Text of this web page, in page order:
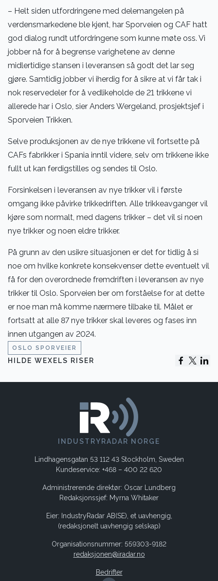
– Helt siden utfordringene med delemangelen på
verdensmarkedene ble kjent, har Sporveien og CAF hatt
god dialog rundt utfordringene som kunne møte oss. Vi
jobber nå for å begrense varighetene av denne
midlertidige stansen i leveransen så godt det lar seg
gjøre. Samtidig jobber vi iherdig for å sikre at vi får tak i
nok reservedeler for å vedlikeholde de 21 trikkene vi
allerede har i Oslo, sier Anders Wergeland, prosjektsjef i
Sporveien Trikken.
Selve produksjonen av de nye trikkene vil fortsette på
CAFs fabrikker i Spania inntil videre, selv om trikkene ikke
fullt ut kan ferdigstilles og sendes til Oslo.
Forsinkelsen i leveransen av nye trikker vil i første
omgang ikke påvirke trikkedriften. Alle trikkeavganger vil
kjøre som normalt, med dagens trikker – det vil si noen
nye trikker og noen eldre trikker.
På grunn av den usikre situasjonen er det for tidlig å si
noe om hvilke konkrete konsekvenser dette eventuelt vil
få for den overordnede fremdriften i leveransen av nye
trikker til Oslo. Sporveien ber om forståelse for at dette
er noe man må komme nærmere tilbake til. Målet er
fortsatt at alle 87 nye trikker skal leveres og fases inn
innen utgangen av 2024.
OSLO SPORVEIER
HILDE WEXELS RISER
INDUSTRYRADAR NORGE
Lindhagensgatan 53 112 43 Stockholm, Sweden
Kundeservice: +468 – 400 22 620
Administrerende direktør: Oscar Lundberg
Redaksjonssjef: Myrna Whitaker
Eier: IndustryRadar AB(SE), et uavhengig,
(redaksjonelt uavhengig selskap)
Organisationsnummer: 559303-9182
redaksjonen@iradar.no
Bedrifter